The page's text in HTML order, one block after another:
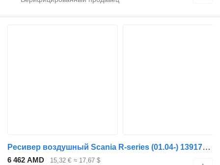
Ресивер воздушный Scania R-series (01.04-) 1391742 1355687 для тягача Scania P,G,R,T-series (2004-2017)
6 462 AMD 15,32 € ≈ 17,67 $